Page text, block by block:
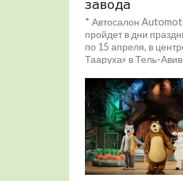
завода
* Автосалон
пройдет в дни
по 15 апреля, в
Тааруха» в Тель-